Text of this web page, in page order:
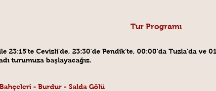
Tur Programı
23:15'te Cevizli'de, 23:30'de Pendik'te, 00:00'da Tuzla'da ve
turumuza başlayacağız.
- Burdur - Salda Gölü